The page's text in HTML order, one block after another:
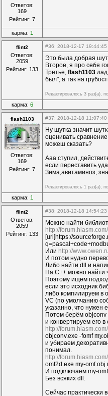
Ответов:
169
Рейтинг: 7
карма: 1
flint2
Ответов:
2059
Рейтинг: 133
#36: 2018-12-17 19:44:45
Это была добрая
Второе, я про себя
Третье, flash1103
был", а так на
Редактировалось 3 раз(а),
карма: 6
flash1103
Ответов:
169
Рейтинг: 7
#37: 2018-12-18 11:07:40
Ну шутка значит
оценивать
можеш сказать?
Ааа ступил,
если переставить
Зима,авитаминоз,
Редактировалось 1 раз(а),
карма: 1
flint2
Ответов:
2059
Рейтинг: 133
#38: 2018-12-18 14:54:23
Можно найти
http://
[url]https://
Или http://
И потом нудно
Либо найти dll и
На C++ можно найти
Поэтому ищем
если это исходник
либо компилируем в
VC (по умолчанию
указанно, что нужен
Потом берём objconv
и конвертируем его в
http://
objconv.exe -fomf
и убираем
понимал.
http://
omf2d.exe my-omf.obj
И подключаем my-
Без всяких dll.
Сейчас практически